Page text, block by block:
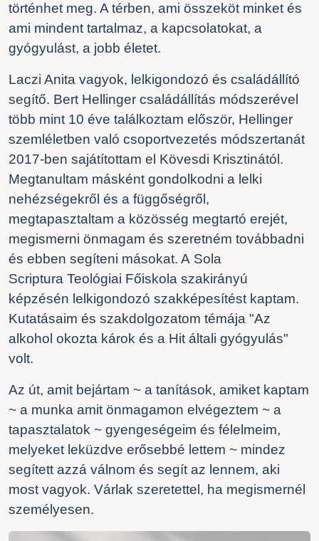
történhet meg. A térben, ami összeköt minket és
ami mindent tartalmaz, a kapcsolatokat, a
gyógyulást, a jobb életet.
Laczi Anita vagyok, lelkigondozó és családállító
segítő. Bert Hellinger családállítás módszerével
több mint 10 éve találkoztam először, Hellinger
szemléletben való csoportvezetés módszertanát
2017-ben sajátítottam el Kövesdi Krisztinától.
Megtanultam másként gondolkodni a lelki
nehézségekről és a függőségről,
megtapasztaltam a közösség megtartó erejét,
megismerni önmagam és szeretném továbbadni
és ebben segíteni másokat. A Sola
Scriptura Teológiai Főiskola szakirányú
képzésén lelkigondozó szakképesítést kaptam.
Kutatásaim és szakdolgozatom témája "Az
alkohol okozta károk és a Hit általi gyógyulás"
volt.
Az út, amit bejártam ~ a tanítások, amiket kaptam
~ a munka amit önmagamon elvégeztem ~ a
tapasztalatok ~ gyengeségeim és félelmeim,
melyeket leküzdve erősebbé lettem ~ mindez
segített azzá válnom és segít az lennem, aki
most vagyok. Várlak szeretettel, ha megismernél
személyesen.